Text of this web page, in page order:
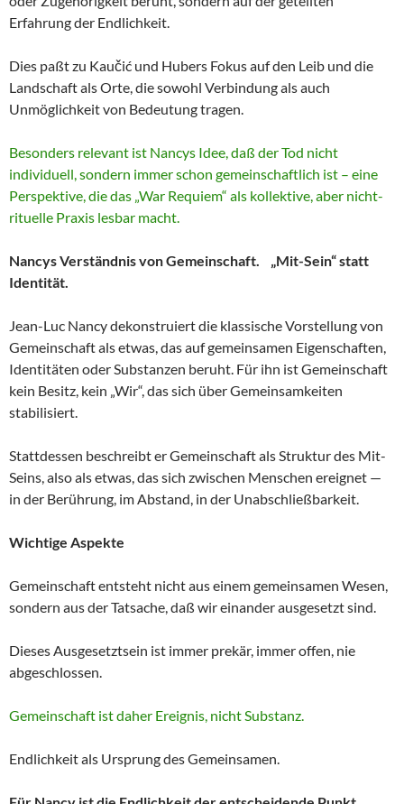
Erfahrung der Endlichkeit.
Dies paßt zu Kaučić und Hubers Fokus auf den Leib und die
Landschaft als Orte, die sowohl Verbindung als auch
Unmöglichkeit von Bedeutung tragen.
Besonders relevant ist Nancys Idee, daß der Tod nicht
individuell, sondern immer schon gemeinschaftlich ist – eine
Perspektive, die das „War Requiem“ als kollektive, aber nicht-
rituelle Praxis lesbar macht.
Nancys Verständnis von Gemeinschaft. „Mit-Sein“ statt
Identität.
Jean-Luc Nancy dekonstruiert die klassische Vorstellung von
Gemeinschaft als etwas, das auf gemeinsamen Eigenschaften,
Identitäten oder Substanzen beruht. Für ihn ist Gemeinschaft
kein Besitz, kein „Wir“, das sich über Gemeinsamkeiten
stabilisiert.
Stattdessen beschreibt er Gemeinschaft als Struktur des Mit-
Seins, also als etwas, das sich zwischen Menschen ereignet —
in der Berührung, im Abstand, in der Unabschließbarkeit.
Wichtige Aspekte
Gemeinschaft entsteht nicht aus einem gemeinsamen Wesen,
sondern aus der Tatsache, daß wir einander ausgesetzt sind.
Dieses Ausgesetztsein ist immer prekär, immer offen, nie
abgeschlossen.
Gemeinschaft ist daher Ereignis, nicht Substanz.
Endlichkeit als Ursprung des Gemeinsamen.